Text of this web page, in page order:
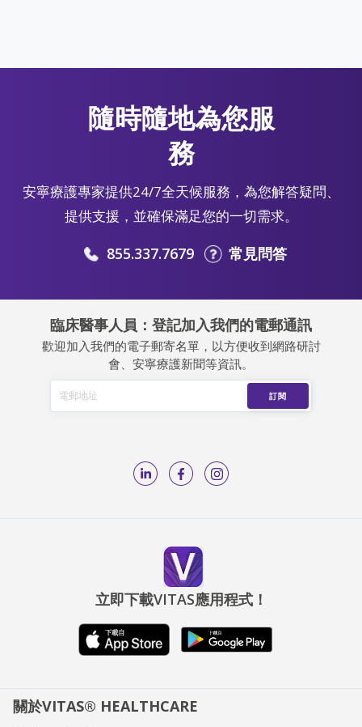
隨時隨地為您服
務
安寧療護專家提供24/7全天候服務，為您解答疑問、
提供支援，並確保滿足您的一切需求。
855.337.7679 常見問答
臨床醫事人員：登記加入我們的電郵通訊
歡迎加入我們的電子郵寄名單，以方便收到網路研討
會、安寧療護新聞等資訊。
立即下載VITAS應用程式！
關於VITAS® HEALTHCARE